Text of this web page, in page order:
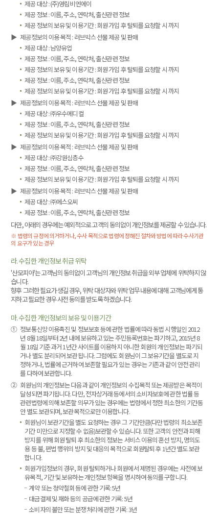
제공 대상 : (주)영림비엔에이
제공 정보 : 이름, 주소, 연락처, 출산관련 정보
제공 정보의 보유 및 이용기간 : 회원 가입 후 탈퇴를 요청할 시 까지
▶ 제공정보의 이용 목적 : 러브박스 선물 제공 및 판매
제공 대상 : 남양유업
제공 정보 : 이름, 주소, 연락처, 출산관련 정보
제공 정보의 보유 및 이용기간 : 회원 가입 후 탈퇴를 요청할 시 까지
제공 정보 : 이름, 주소, 연락처, 출산관련 정보
제공 정보의 보유 및 이용기간 : 회원 가입 후 탈퇴를 요청할 시 까지
▶ 제공정보의 이용 목적 : 러브박스 선물 제공 및 판매
제공 대상 : ㈜우수메디컬
제공 정보 : 이름, 주소, 연락처, 출산관련 정보
제공 정보의 보유 및 이용기간 : 회원 가입 후 탈퇴를 요청할 시 까지
▶ 제공정보의 이용 목적 : 러브박스 선물 제공 및 판매
제공 대상 : ㈜강원심층수
제공 정보 : 이름, 주소, 연락처, 출산관련 정보
제공 정보의 보유 및 이용기간 : 회원 가입 후 탈퇴를 요청할 시 까지
▶ 제공정보의 이용 목적 : 러브박스 선물 제공 및 판매
제공 대상 : ㈜에스오씨
제공 정보 : 이름, 주소, 연락처, 출산관련 정보
다만, 아래의 경우에는 예외적으로 고객의 동의없이 개인정보를 제공할 수 있습니다.
※ 법령의 규정에 의거하거나, 수사 목적으로 법령에 정해진 절차와 방법에 따라 수사기관
의 요구가 있는 경우
라. 수집한 개인정보 취급 위탁
'산모피아'는 고객님의 동의없이 고객님의 개인정보 취급을 외부 업체에 위탁하지 않
습니다.
향후 그러한 필요가 생길 경우, 위탁 대상자와 위탁 업무 내용에 대해 고객님에게 통
지하고 필요한 경우 사전 동의를 받도록 하겠습니다.
마. 수집한 개인정보의 보유 및 이용기간
① 정보통신망 이용촉진 및 정보보호 등에 관한 법률에 따라 동법 시행일인 2012
년 8월 18일부터 2년 내에 보유하고 있는 주민등록번호는 파기하고, 2015년 8
월 18일 기준 과거 1년간 사이트를 이용하지 아니한 회원의 개인정보는 파기되
거나 별도 분리되어 보관됩니다. 그럼에도 회원님이 그 보유기간을 별도로 지
정하거나, 법률에 근거하여 보존할 필요가 있는 경우는 기존과 같이 안전 관리
를 다하여 보관합니다.
② 회원님의 개인정보는 다음과 같이 개인정보의 수집목적 또는 제공받은 목적이
달성되면 파기됩니다. 다만, 전자상거래 등에서의 소비자보호에 관한 법률 등
관련법령에 의해 보존할 의무가 있는 경우에는 법령에서 정한 최소한의 기간동
안 별도 보관되며, 보관목적으로만 이용합니다.
회원님이 보관기간을 별도 요청하는 경우 그 기간만큼(다만 법령의 최소보존
기간 미만으로 지정할 수 없음)보관할 수 있습니다. 또한 고객의 안전과 피해
방지를 위해 회원 탈퇴 후 최소한의 정보는 서비스 이용의 혼선 방지, 명의도
용 등 불, 편법 행위의 방지 및 대응의 목적으로 회원탈퇴 후 1년간 별도 보관
합니다.
회원가입정보의 경우, 회원 탈퇴하거나 회원에서 제명된 경우에는 사전에 보
유목적, 기간 및 보유하는 개인정보 항목을 명시하여 동의를 구합니다.
계약 또는 청약철회 등에 관한 기록: 5년
대금결제 및 재화 등의 공급에 관한 기록: 5년
소비자의 불만 또는 분쟁처리에 관한 기록: 3년